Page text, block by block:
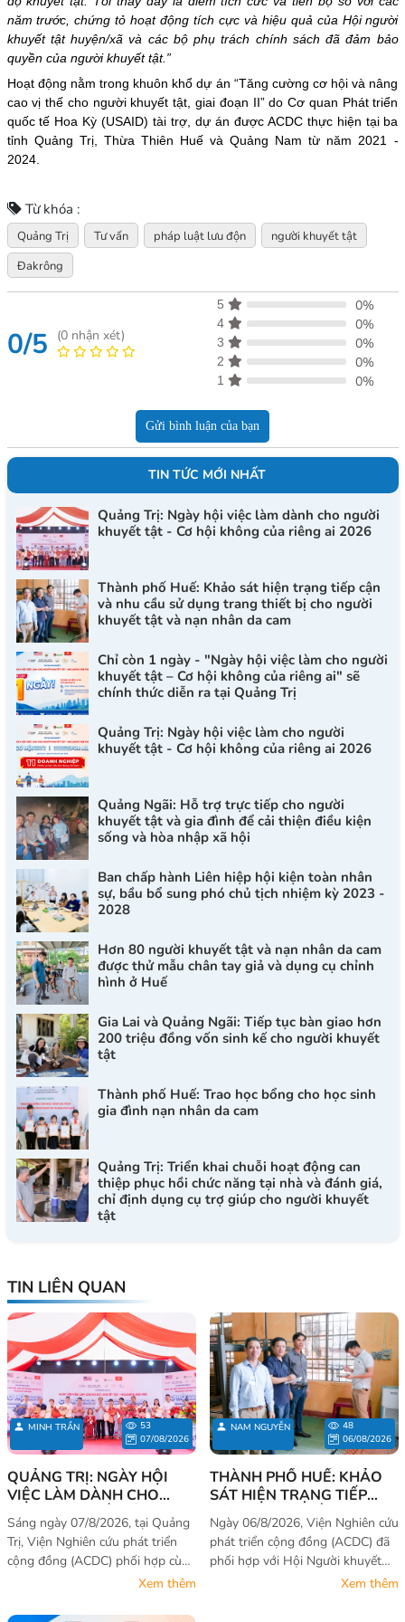
năm trước, chứng tỏ hoạt động tích cực và hiệu quả của Hội người
khuyết tật huyện/xã và các bộ phụ trách chính sách đã đảm bảo
quyền của người khuyết tật.”
Hoạt động nằm trong khuôn khổ dự án “Tăng cường cơ hội và nâng
cao vị thế cho người khuyết tật, giai đoạn II” do Cơ quan Phát triển
quốc tế Hoa Kỳ (USAID) tài trợ, dự án được ACDC thực hiện tại ba
tỉnh Quảng Trị, Thừa Thiên Huế và Quảng Nam từ năm 2021 -
2024.
Từ khóa :
Quảng Trị Tư vấn pháp luật lưu độn
người khuyết tật
Đakrông
0/5 (0nhận xét)
5 0%
4 0%
3 0%
2 0%
1 0%
Gửi bình luận của bạn
TIN TỨC MỚI NHẤT
Quảng Trị: Ngày hội việc làm dành cho người
khuyết tật - Cơ hội không của riêng ai 2026
Thành phố Huế: Khảo sát hiện trạng tiếp cận
và nhu cầu sử dụng trang thiết bị cho người
khuyết tật và nạn nhân da cam
Chỉ còn 1 ngày - "Ngày hội việc làm cho người
khuyết tật – Cơ hội không của riêng ai" sẽ
chính thức diễn ra tại Quảng Trị
Quảng Trị: Ngày hội việc làm cho người
khuyết tật - Cơ hội không của riêng ai 2026
Quảng Ngãi: Hỗ trợ trực tiếp cho người
khuyết tật và gia đình để cải thiện điều kiện
sống và hòa nhập xã hội
Ban chấp hành Liên hiệp hội kiện toàn nhân
sự, bầu bổ sung phó chủ tịch nhiệm kỳ 2023 -
2028
Hơn 80 người khuyết tật và nạn nhân da cam
được thử mẫu chân tay giả và dụng cụ chỉnh
hình ở Huế
Gia Lai và Quảng Ngãi: Tiếp tục bàn giao hơn
200 triệu đồng vốn sinh kế cho người khuyết
tật
Thành phố Huế: Trao học bổng cho học sinh
gia đình nạn nhân da cam
Quảng Trị: Triển khai chuỗi hoạt động can
thiệp phục hồi chức năng tại nhà và đánh giá,
chỉ định dụng cụ trợ giúp cho người khuyết
tật
TIN LIÊN QUAN
MINH TRẦN
53
07/08/2026
QUẢNG TRỊ: NGÀY HỘI
VIỆC LÀM DÀNH CHO
NGƯỜI KHUYẾT TẬT - CƠ
HỘI KHÔNG CỦA RIÊNG AI
2026
Sáng ngày 07/8/2026, tại Quảng
Trị, Viện Nghiên cứu phát triển
cộng đồng (ACDC) phối hợp cùng
với Hội Người khuyết tật – Nạn
khuyết tật và Bảo vệ quyền trẻ
Xem thêm
NAM NGUYỄN
48
06/08/2026
THÀNH PHỐ HUẾ: KHẢO
SÁT HIỆN TRẠNG TIẾP
CẬN VÀ NHU CẦU SỬ
DỤNG TRANG THIẾT BỊ
CHO NGƯỜI KHUYẾT TẬT
VÀ NẠN NHÂN DA CAM
Ngày 06/8/2026, Viện Nghiên cứu
phát triển cộng đồng (ACDC) đã
phối hợp với Hội Người khuyết
tật – Bảo trợ người khuyết tật và
Xem thêm